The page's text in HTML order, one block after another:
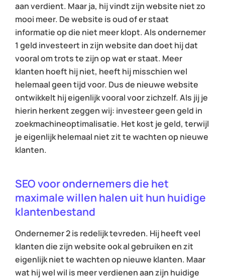
aan verdient. Maar ja, hij vindt zijn website niet zo
mooi meer. De website is oud of er staat
informatie op die niet meer klopt. Als ondernemer
1 geld investeert in zijn website dan doet hij dat
vooral om trots te zijn op wat er staat. Meer
klanten hoeft hij niet, heeft hij misschien wel
helemaal geen tijd voor. Dus de nieuwe website
ontwikkelt hij eigenlijk vooral voor zichzelf. Als jij je
hierin herkent zeggen wij: investeer geen geld in
zoekmachineoptimalisatie. Het kost je geld, terwijl
je eigenlijk helemaal niet zit te wachten op nieuwe
klanten.
SEO voor ondernemers die het
maximale willen halen uit hun huidige
klantenbestand
Ondernemer 2 is redelijk tevreden. Hij heeft veel
klanten die zijn website ook al gebruiken en zit
eigenlijk niet te wachten op nieuwe klanten. Maar
wat hij wel wil is meer verdienen aan zijn huidige